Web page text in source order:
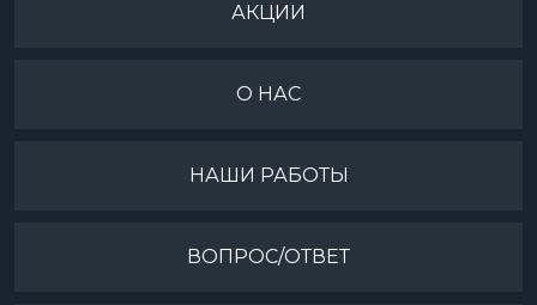
АКЦИИ
О НАС
НАШИ РАБОТЫ
ВОПРОС/ОТВЕТ